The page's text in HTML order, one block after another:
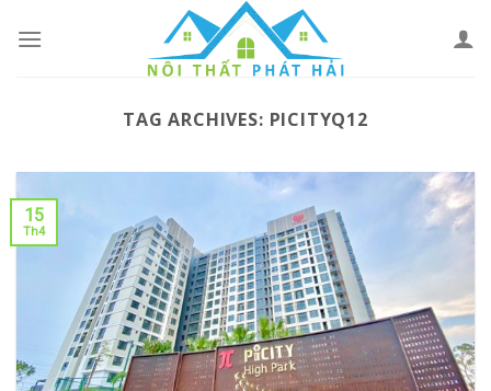
TAG ARCHIVES: PICITYQ12
15
Th4